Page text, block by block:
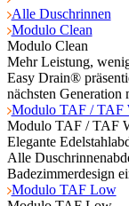
Alle Duschrinnen
Modulo Clean
Modulo Clean
Mehr Leistung,
Easy Drain®
nächsten
Modulo TAF / TAF
Modulo TAF / TAF
Elegante
Alle
Badezimmerdesign
Modulo TAF Low